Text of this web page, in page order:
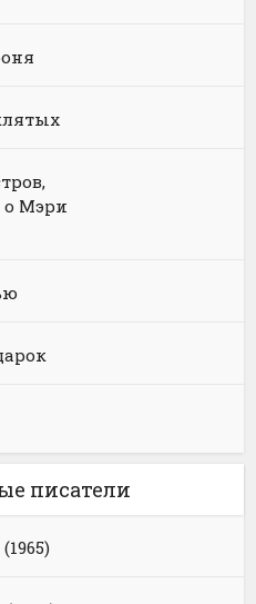
о Мэри
писатели